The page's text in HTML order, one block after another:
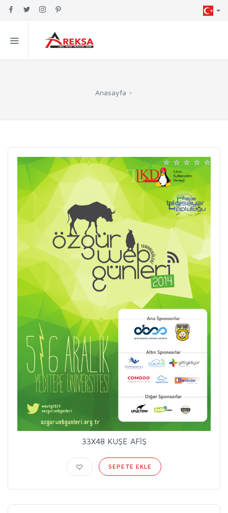
Anasayfa
33X48 KUŞE AFİŞ
SEPETE EKLE